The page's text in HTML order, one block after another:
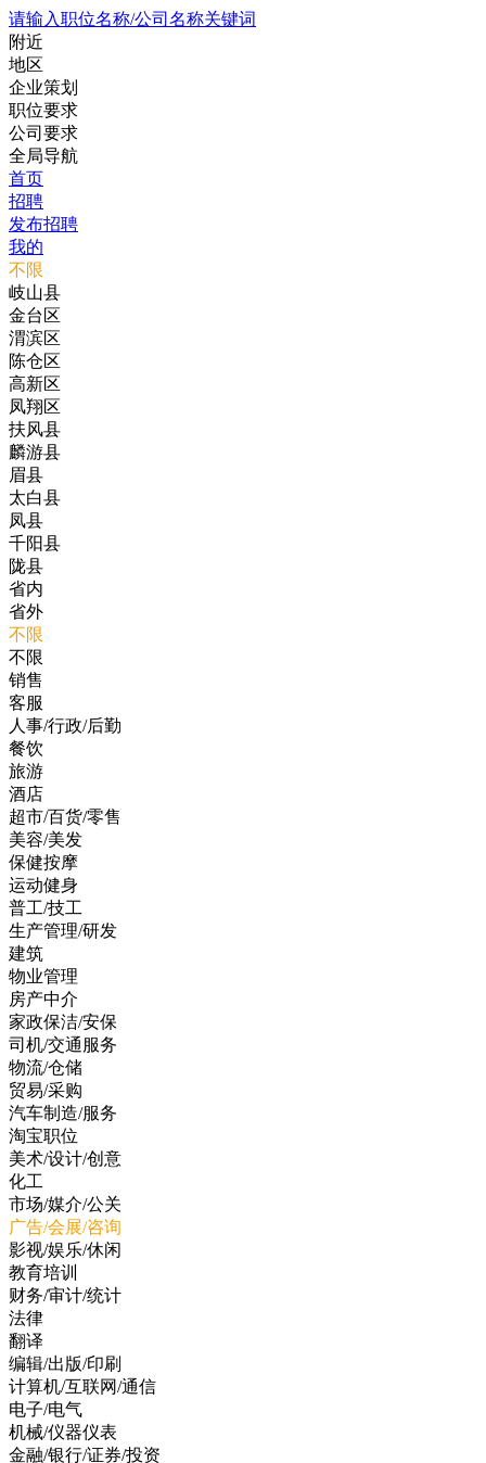
请输入职位名称/公司名称关键词
附近
地区
企业策划
职位要求
公司要求
全局导航
首页
招聘
发布招聘
我的
不限
岐山县
金台区
渭滨区
陈仓区
高新区
凤翔区
扶风县
麟游县
眉县
太白县
凤县
千阳县
陇县
省内
省外
不限
不限
销售
客服
人事/行政/后勤
餐饮
旅游
酒店
超市/百货/零售
美容/美发
保健按摩
运动健身
普工/技工
生产管理/研发
建筑
物业管理
房产中介
家政保洁/安保
司机/交通服务
物流/仓储
贸易/采购
汽车制造/服务
淘宝职位
美术/设计/创意
化工
市场/媒介/公关
广告/会展/咨询
影视/娱乐/休闲
教育培训
财务/审计/统计
法律
翻译
编辑/出版/印刷
计算机/互联网/通信
电子/电气
机械/仪器仪表
金融/银行/证券/投资